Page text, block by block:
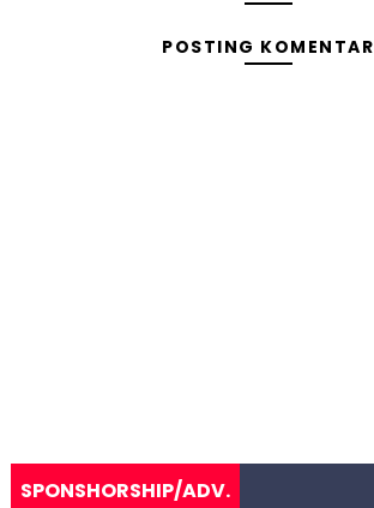
POSTING KOMENTAR
SPONSHORSHIP/ADV.